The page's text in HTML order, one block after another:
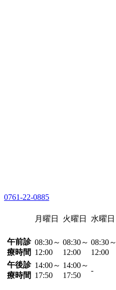
0761-22-0885
月曜日 火曜日 水曜日
午前診
療時間
08:30～
12:00
08:30～
12:00
08:30～
12:00
午後診
療時間
14:00～
17:50
14:00～
17:50
-